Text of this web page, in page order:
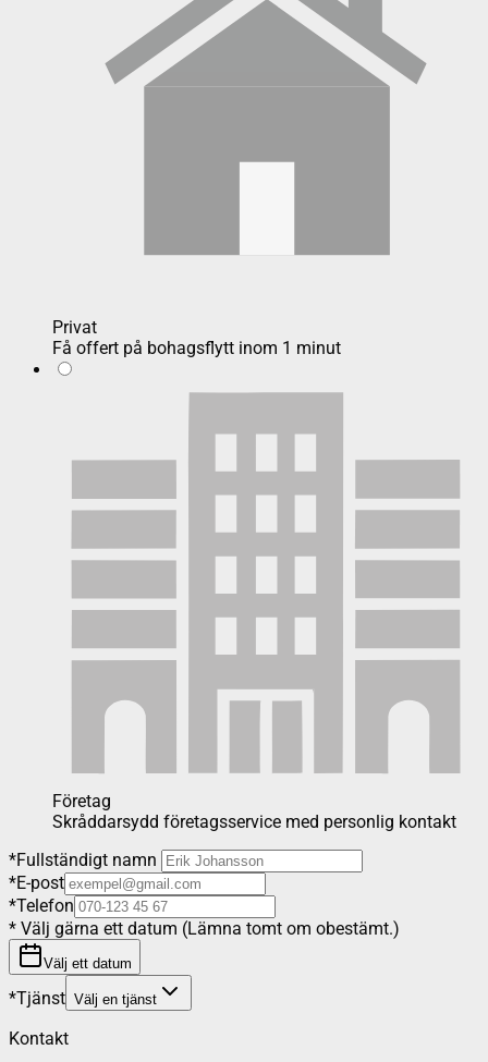
Privat
Få offert på bohagsflytt inom 1 minut
Företag
Skråddarsydd företagsservice med personlig kontakt
*Fullständigt namn
*E-post
*Telefon
* Välj gärna ett datum (Lämna tomt om obestämt.)
Välj ett datum
*Tjänst Välj en tjänst
Kontakt